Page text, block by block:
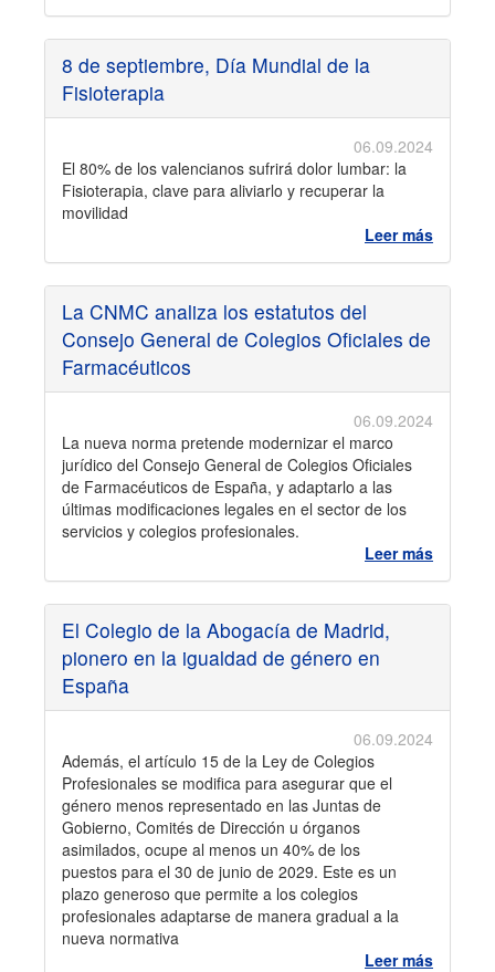
8 de septiembre, Día Mundial de la
Fisioterapia
06.09.2024
El 80% de los valencianos sufrirá dolor lumbar: la
Fisioterapia, clave para aliviarlo y recuperar la
movilidad
Leer más
La CNMC analiza los estatutos del
Consejo General de Colegios Oficiales de
Farmacéuticos
06.09.2024
La nueva norma pretende modernizar el marco
jurídico del Consejo General de Colegios Oficiales
de Farmacéuticos de España, y adaptarlo a las
últimas modificaciones legales en el sector de los
servicios y colegios profesionales.
Leer más
El Colegio de la Abogacía de Madrid,
pionero en la igualdad de género en
España
06.09.2024
Además, el artículo 15 de la Ley de Colegios
Profesionales se modifica para asegurar que el
género menos representado en las Juntas de
Gobierno, Comités de Dirección u órganos
asimilados, ocupe al menos un 40% de los
puestos para el 30 de junio de 2029. Este es un
plazo generoso que permite a los colegios
profesionales adaptarse de manera gradual a la
nueva normativa
Leer más